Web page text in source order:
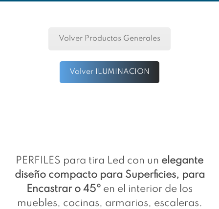
Volver Productos Generales
Volver ILUMINACION
PERFILES para tira Led con un elegante
diseño compacto para Superficies, para
Encastrar o 45º en el interior de los
muebles, cocinas, armarios, escaleras.